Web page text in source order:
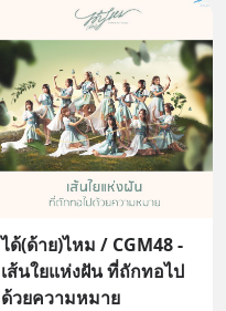
ได้(ด้าย)ไหม / CGM48 -
เส้นใยแห่งฝัน ที่ถักทอไป
ด้วยความหมาย